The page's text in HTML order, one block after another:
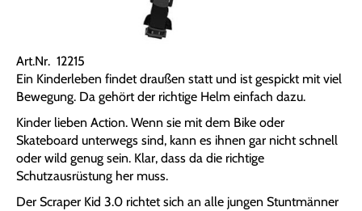
Art.Nr. 12215
Ein Kinderleben findet draußen statt und ist gespickt mit viel
Bewegung. Da gehört der richtige Helm einfach dazu.
Kinder lieben Action. Wenn sie mit dem Bike oder
Skateboard unterwegs sind, kann es ihnen gar nicht schnell
oder wild genug sein. Klar, dass da die richtige
Schutzausrüstung her muss.
Der Scraper Kid 3.0 richtet sich an alle jungen Stuntmänner